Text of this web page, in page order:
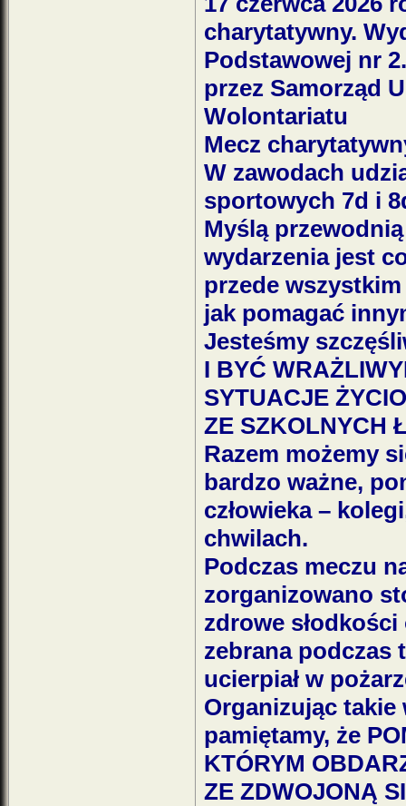
charytatywny.
Podstawowej nr
przez Samorząd
Wolontariatu
Mecz
W zawodach
sportowych 7d i
Myślą
wydarzenia jest
przede
jak pomagać
Jesteśmy
I BYĆ
SYTUACJE
ZE SZKOLNYCH
Razem możemy
bardzo ważne,
człowieka –
chwilach.
Podczas meczu
zorganizowano
zdrowe słodkości
zebrana podczas
ucierpiał w
Organizując takie
pamiętamy, że
KTÓRYM
ZE ZDWOJONĄ